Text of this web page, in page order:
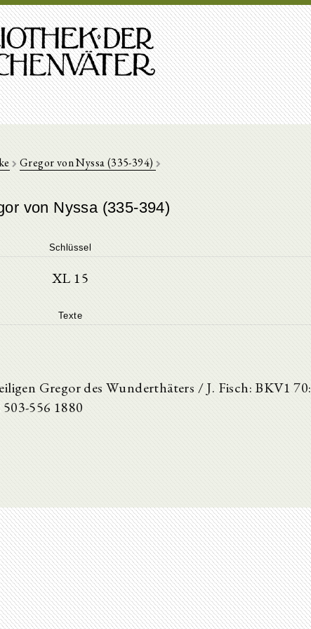
Gregor von Nyssa (335-394)
von Nyssa (335-394)
Schlüssel
XL 15
Texte
Gregor des Wunderthäters / J. Fisch: BKV1 70:
556 1880